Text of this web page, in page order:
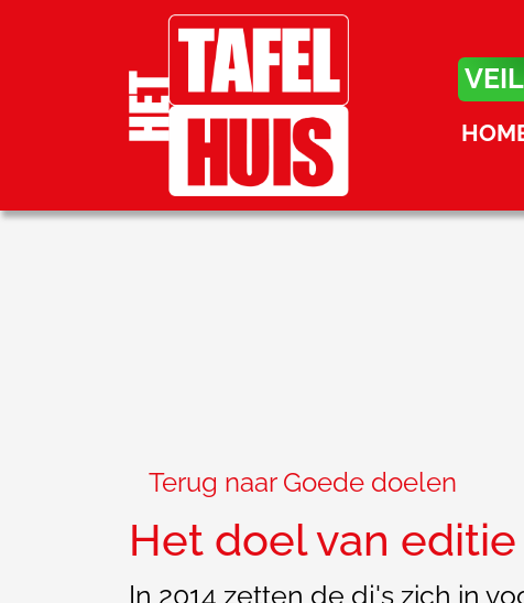
Terug naar Goede doelen
Het doel van editie
In 2014 zetten de dj's zich in